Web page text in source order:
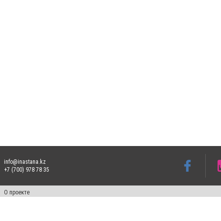
info@inastana.kz
+7 (700) 978 78 35
О проекте